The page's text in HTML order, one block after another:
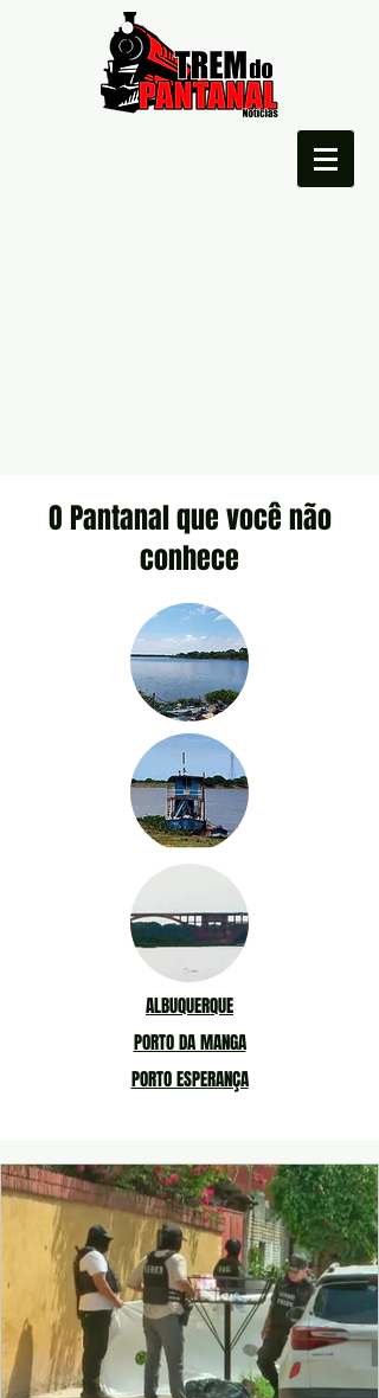
O Pantanal que você não
conhece
ALBUQUERQUE
PORTO DA MANGA
PORTO ESPERANÇA